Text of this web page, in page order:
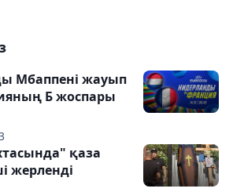
Мбаппені жауып
Б жоспары
қаза
жерленді